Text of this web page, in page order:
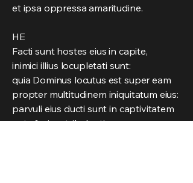
et ipsa oppressa amaritudine.
HE
Facti sunt hostes eius in capite,
inimici illius locupletati sunt:
quia Dominus locutus est super eam
propter multitudinem iniquitatum eius:
parvuli eius ducti sunt in captivitatem
ante faciem tribulantis.